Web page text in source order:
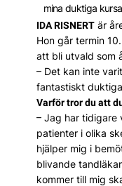
mina duktiga
IDA RISNERTär
Hon går termin
att bli utvald som
– Det kan inte
fantastiskt
Varför tror du att
– Jag har tidigare
patienter i olika
hjälper mig i
blivande
kommer till mig